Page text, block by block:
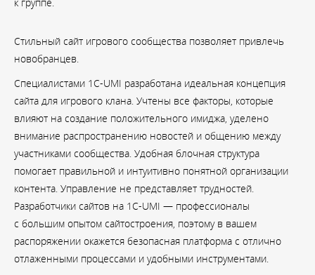
Стильный сайт игрового сообщества позволяет привлечь
новобранцев.
Специалистами 1C-UMI разработана идеальная концепция
сайта для игрового клана. Учтены все факторы, которые
влияют на создание положительного имиджа, уделено
внимание распространению новостей и общению между
участниками сообщества. Удобная блочная структура
помогает правильной и интуитивно понятной организации
контента. Управление не представляет трудностей.
Разработчики сайтов на 1C-UMI — профессионалы
с большим опытом сайтостроения, поэтому в вашем
распоряжении окажется безопасная платформа с отлично
отлаженными процессами и удобными инструментами.